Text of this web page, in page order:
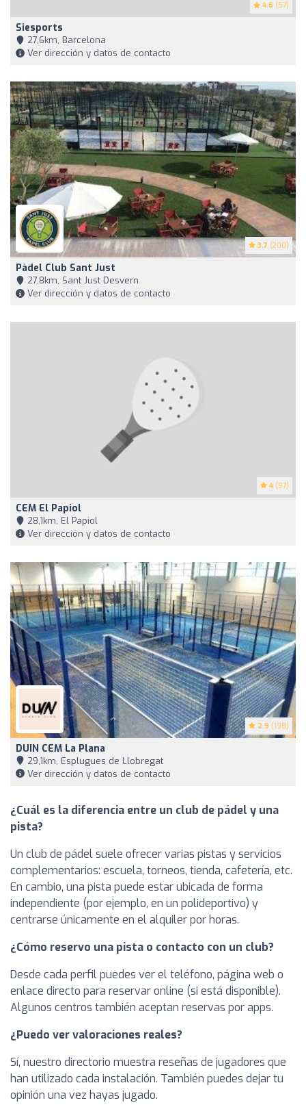
4.6 (57)
Siesports
27,6km, Barcelona
Ver dirección y datos de contacto
3.7 (200)
Pàdel Club Sant Just
27,8km, Sant Just Desvern
Ver dirección y datos de contacto
4 (97)
CEM El Papiol
28,1km, El Papiol
Ver dirección y datos de contacto
2.9 (198)
DUIN CEM La Plana
29,1km, Esplugues de Llobregat
Ver dirección y datos de contacto
¿Cuál es la diferencia entre un club de pádel y una
pista?
Un club de pádel suele ofrecer varias pistas y servicios
complementarios: escuela, torneos, tienda, cafetería, etc.
En cambio, una pista puede estar ubicada de forma
independiente (por ejemplo, en un polideportivo) y
centrarse únicamente en el alquiler por horas.
¿Cómo reservo una pista o contacto con un club?
Desde cada perfil puedes ver el teléfono, página web o
enlace directo para reservar online (si está disponible).
Algunos centros también aceptan reservas por apps.
¿Puedo ver valoraciones reales?
Sí, nuestro directorio muestra reseñas de jugadores que
han utilizado cada instalación. También puedes dejar tu
opinión una vez hayas jugado.